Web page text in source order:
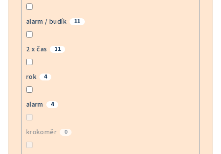
alarm / budík 11
2 x čas 11
rok 4
alarm 4
krokoměr 0